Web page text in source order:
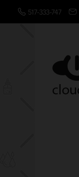
517-333-747